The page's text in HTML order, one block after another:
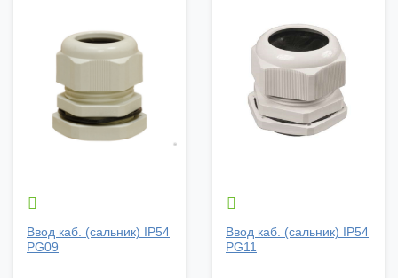

Ввод каб. (сальник) IP54
PG09

Ввод каб. (сальник) IP54
PG11